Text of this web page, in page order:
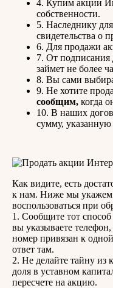
4. Купим акции
собственности.
5. Наследнику
свидетельства о
6. Для продажи
7. От подписания
займет не более
8. Вы сами
9. Не хотите
сообщим, когда
10. В наших
сумму,
Как видите, есть
к нам. Ниже мы укажем
воспользоваться при
1. Сообщите тот
вы указываете
номер привязан к
ответ там.
2. Не делайте тайну из
доля в уставном
пересчете на акцию.